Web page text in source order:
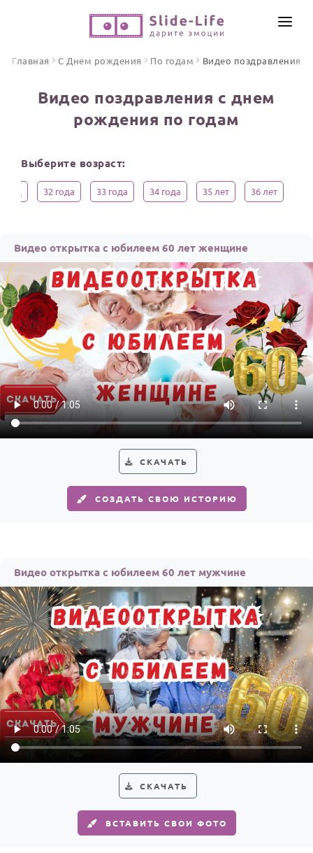
ПО ФОРМАТУ
Песни поздравления
Открытки
ПРАЗДНИКИ
С Днем рождения
Юбилей
Свадьба
Годовщина свадьбы
Календарь праздников
КОМУ
Женщине
Мужчине
Пожелания
По именам
По годам
ИНСТРУМЕНТЫ
ЦЕНЫ
ОТЗЫВЫ
Главная С Днем рождения По годам Видео поздравления
Видео поздравления с днем
рождения по годам
Выберите возраст:
32 года 33 года 34 года 35 лет 36 лет
Видео открытка с юбилеем 60 лет женщине
СКАЧАТЬ
СОЗДАТЬ СВОЮ ИСТОРИЮ
Видео открытка с юбилеем 60 лет мужчине
СКАЧАТЬ
ВСТАВИТЬ СВОИ ФОТО